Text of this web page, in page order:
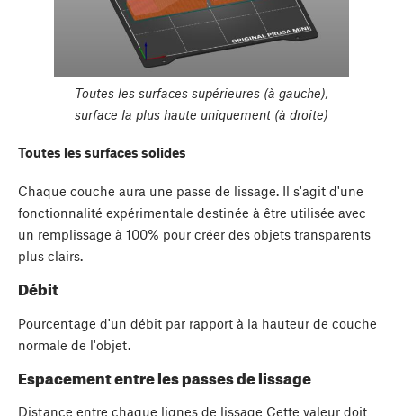
Toutes les surfaces supérieures (à gauche),
surface la plus haute uniquement (à droite)
Toutes les surfaces solides
Chaque couche aura une passe de lissage. Il s'agit d'une
fonctionnalité expérimentale destinée à être utilisée avec
un remplissage à 100% pour créer des objets transparents
plus clairs.
Débit
Pourcentage d'un débit par rapport à la hauteur de couche
normale de l'objet.
Espacement entre les passes de lissage
Distance entre chaque lignes de lissage Cette valeur doit